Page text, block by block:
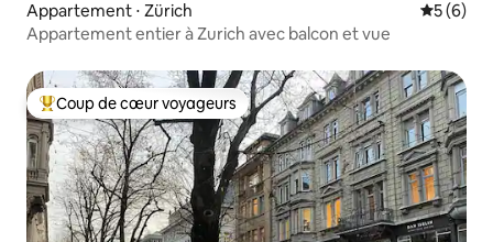
Appartement ⋅ Zürich
5 (6)
Appartement entier à Zurich avec balcon et vue
Coups de cœur voyageurs les plus appréciés
Coup de cœur voyageurs